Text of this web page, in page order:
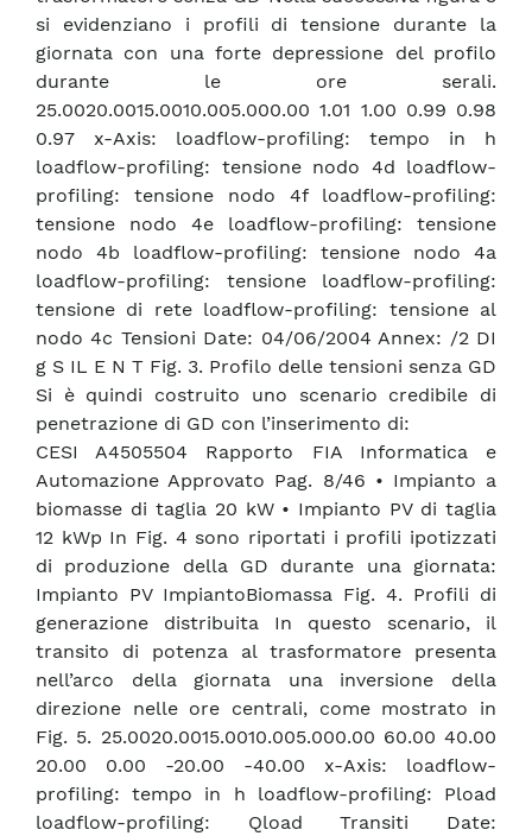
si evidenziano i profili di tensione durante la
giornata con una forte depressione del profilo
durante le ore serali.
25.0020.0015.0010.005.000.00 1.01 1.00 0.99 0.98
0.97 x-Axis: loadflow-profiling: tempo in h
loadflow-profiling: tensione nodo 4d loadflow-
profiling: tensione nodo 4f loadflow-profiling:
tensione nodo 4e loadflow-profiling: tensione
nodo 4b loadflow-profiling: tensione nodo 4a
loadflow-profiling: tensione loadflow-profiling:
tensione di rete loadflow-profiling: tensione al
nodo 4c Tensioni Date: 04/06/2004 Annex: /2 DI
g S IL E N T Fig. 3. Profilo delle tensioni senza GD
Si è quindi costruito uno scenario credibile di
penetrazione di GD con l’inserimento di:
CESI A4505504 Rapporto FIA Informatica e
Automazione Approvato Pag. 8/46 • Impianto a
biomasse di taglia 20 kW • Impianto PV di taglia
12 kWp In Fig. 4 sono riportati i profili ipotizzati
di produzione della GD durante una giornata:
Impianto PV ImpiantoBiomassa Fig. 4. Profili di
generazione distribuita In questo scenario, il
transito di potenza al trasformatore presenta
nell’arco della giornata una inversione della
direzione nelle ore centrali, come mostrato in
Fig. 5. 25.0020.0015.0010.005.000.00 60.00 40.00
20.00 0.00 -20.00 -40.00 x-Axis: loadflow-
profiling: tempo in h loadflow-profiling: Pload
loadflow-profiling: Qload Transiti Date: